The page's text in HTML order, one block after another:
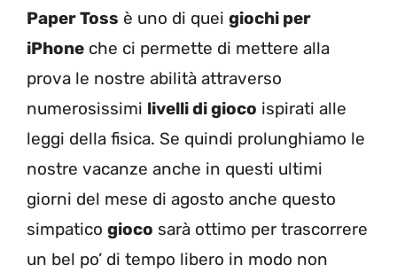
Paper Toss è uno di quei giochi per
iPhone che ci permette di mettere alla
prova le nostre abilità attraverso
numerosissimi livelli di gioco ispirati alle
leggi della fisica. Se quindi prolunghiamo le
nostre vacanze anche in questi ultimi
giorni del mese di agosto anche questo
simpatico gioco sarà ottimo per trascorrere
un bel po’ di tempo libero in modo non